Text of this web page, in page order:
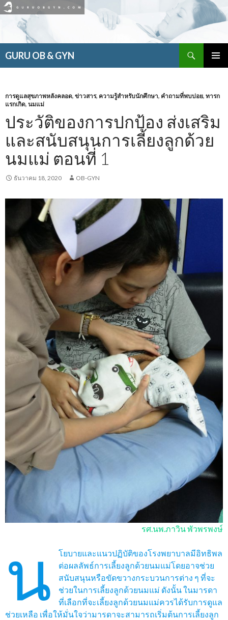
GURU OB & GYN
เนื้อหา
การดูแลสุขภาพหลังคลอด, ข่าวสาร, ความรู้สำหรับนักศึกษา, คำถามที่พบบ่อย, ทารก
แรกเกิด, นมแม่
ประวัติของการปกป้อง ส่งเสริม
และสนับสนุนการเลี้ยงลูกด้วย
นมแม่ ตอนที่ 1
ธันวาคม 18, 2020 OB-GYN
รศ.นพ.ภาวิน พัวพรพงษ์
น
โยบายและแนวปฏิบัติของโรงพยาบาลมีอิทธิพล
ต่อผลลัพธ์การเลี้ยงลูกด้วยนมแม่โดยอาจช่วย
สนับสนุนหรือขัดขวางกระบวนการต่าง ๆ ที่จะ
ช่วยในการเลี้ยงลูกด้วยนมแม่ ดังนั้น ในมารดา
ที่เลือกที่จะเลี้ยงลูกด้วยนมแม่ควรได้รับการดูแล
ช่วยเหลือ เพื่อให้มั่นใจว่ามารดาจะสามารถเริ่มต้นการเลี้ยงลูก